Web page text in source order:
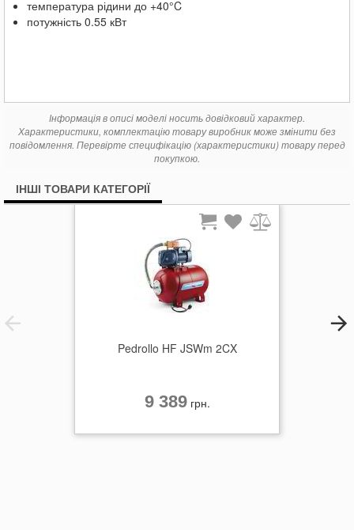
температура рідини до +40°C
потужність 0.55 кВт
Інформація в описі моделі носить довідковий характер.
Характеристики, комплектацію товару виробник може змінити без
повідомлення. Перевірте специфікацію (характеристики) товару перед
покупкою.
ІНШІ ТОВАРИ КАТЕГОРІЇ
Pedrollo HF JSWm 2CX
9 389грн.